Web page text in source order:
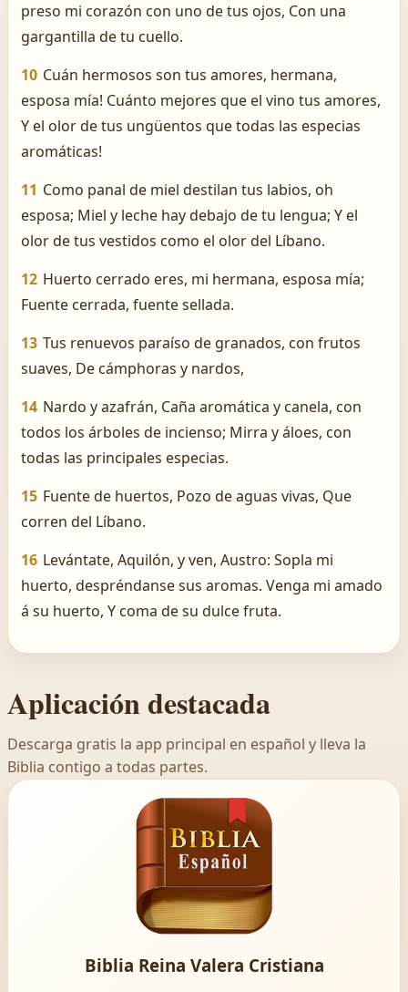
preso mi corazón con uno de tus ojos, Con una
gargantilla de tu cuello.
10 Cuán hermosos son tus amores, hermana,
esposa mía! ­Cuánto mejores que el vino tus amores,
Y el olor de tus ungüentos que todas las especias
aromáticas!
11 Como panal de miel destilan tus labios, oh
esposa; Miel y leche hay debajo de tu lengua; Y el
olor de tus vestidos como el olor del Líbano.
12 Huerto cerrado eres, mi hermana, esposa mía;
Fuente cerrada, fuente sellada.
13 Tus renuevos paraíso de granados, con frutos
suaves, De cámphoras y nardos,
14 Nardo y azafrán, Caña aromática y canela, con
todos los árboles de incienso; Mirra y áloes, con
todas las principales especias.
15 Fuente de huertos, Pozo de aguas vivas, Que
corren del Líbano.
16 Levántate, Aquilón, y ven, Austro: Sopla mi
huerto, despréndanse sus aromas. Venga mi amado
á su huerto, Y coma de su dulce fruta.
Aplicación destacada
Descarga gratis la app principal en español y lleva la
Biblia contigo a todas partes.
Biblia Reina Valera Cristiana